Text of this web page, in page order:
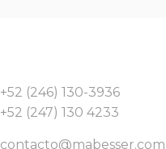
+52 (246) 130-3936
+52 (247) 130 4233
contacto@mabesser.com